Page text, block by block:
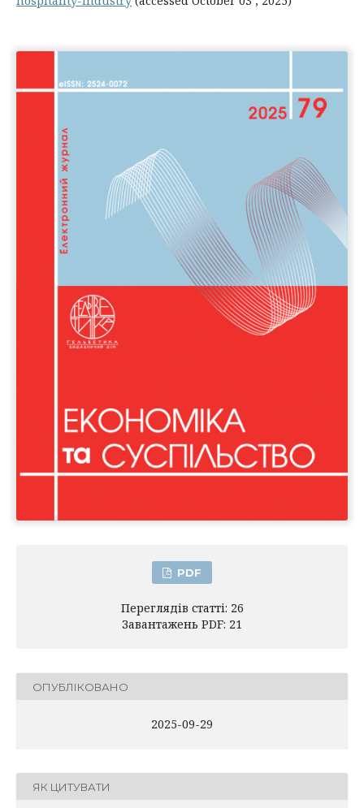
PDF
Переглядів статті: 26
Завантажень PDF: 21
ОПУБЛІКОВАНО
2025-09-29
ЯК ЦИТУВАТИ